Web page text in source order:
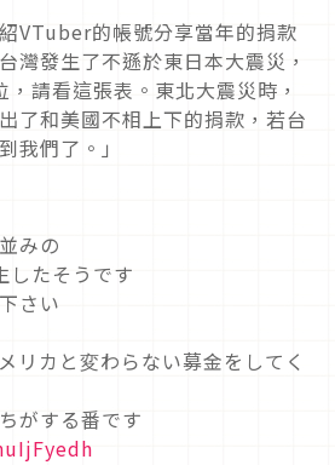
VTuber的帳號分享當年的捐款
灣發生了不遜於東日本大震災，
請看這張表。東北大震災時，
了和美國不相上下的捐款，若台
我們了。」
みの
したそうです
さい
リカと変わらない募金をしてく
がする番です